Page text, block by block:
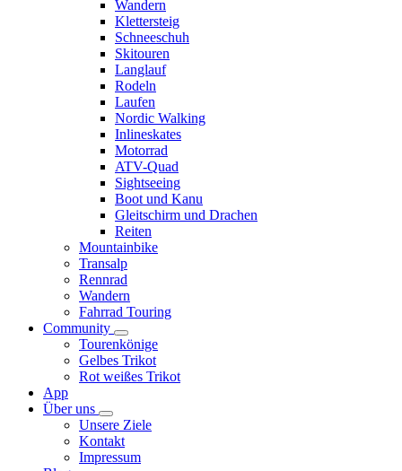
Wandern
Klettersteig
Schneeschuh
Skitouren
Langlauf
Rodeln
Laufen
Nordic Walking
Inlineskates
Motorrad
ATV-Quad
Sightseeing
Boot und Kanu
Gleitschirm und Drachen
Reiten
Mountainbike
Transalp
Rennrad
Wandern
Fahrrad Touring
Community
Tourenkönige
Gelbes Trikot
Rot weißes Trikot
App
Über uns
Unsere Ziele
Kontakt
Impressum